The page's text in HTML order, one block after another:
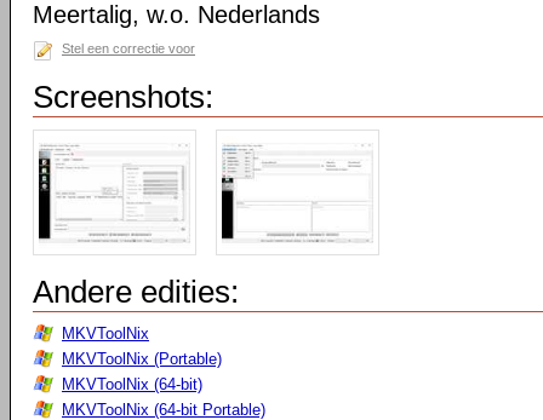
Meertalig, w.o. Nederlands
Stel een correctie voor
Screenshots:
Andere edities:
MKVToolNix
MKVToolNix (Portable)
MKVToolNix (64-bit)
MKVToolNix (64-bit Portable)